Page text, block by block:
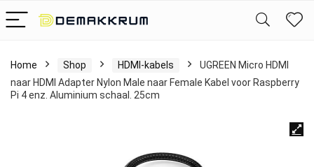
Home Shop HDMI-kabels
UGREEN Micro HDMI
naar HDMI Adapter Nylon Male naar Female Kabel voor Raspberry
Pi 4 enz. Aluminium schaal. 25cm